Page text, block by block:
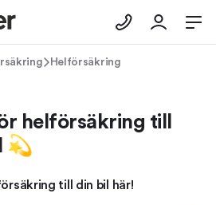
Helförsäkring
helförsäkring till
💫
till din bil här!